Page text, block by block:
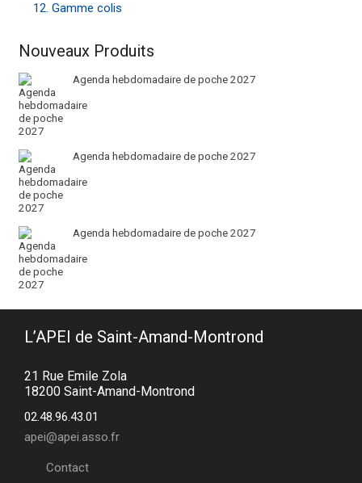
12. Gamme colis
Nouveaux Produits
Agenda hebdomadaire de poche 2027
Agenda hebdomadaire de poche 2027
Agenda hebdomadaire de poche 2027
L’APEI de Saint-Amand-Montrond
21 Rue Emile Zola
18200 Saint-Amand-Montrond
02.48.96.43.01
apei@apei.asso.fr
Contact